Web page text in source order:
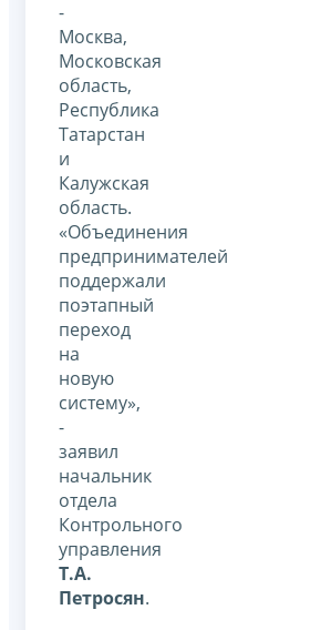
-
Москва,
Московская
область,
Республика
Татарстан
и
Калужская
область.
«Объединения
предпринимателей
поддержали
поэтапный
переход
на
новую
систему»,
-
заявил
начальник
отдела
Контрольного
управления
Т.А.
Петросян.